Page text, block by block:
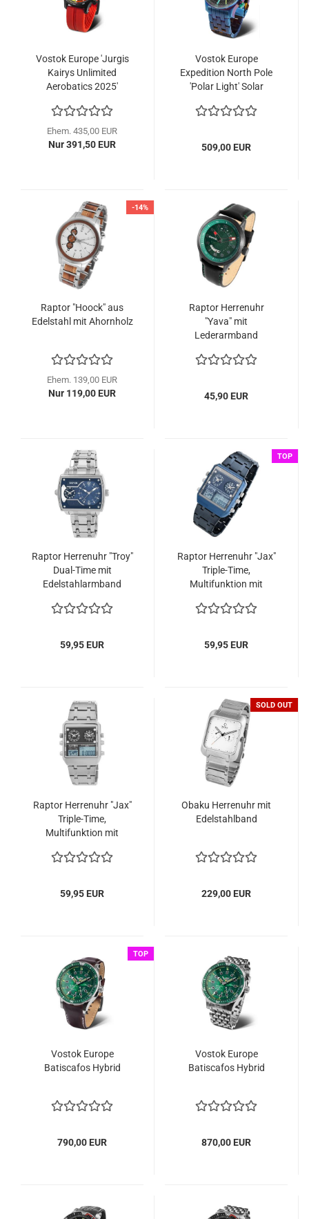
Vostok Europe 'Jurgis
Kairys Unlimited
Aerobatics 2025'
Ehem. 435,00 EUR
Nur 391,50 EUR
Vostok Europe
Expedition North Pole
'Polar Light' Solar
509,00 EUR
-14%
Raptor "Hoock" aus
Edelstahl mit Ahornholz
Ehem. 139,00 EUR
Nur 119,00 EUR
Raptor Herrenuhr
"Yava" mit
Lederarmband
45,90 EUR
Raptor Herrenuhr "Troy"
Dual-Time mit
Edelstahlarmband
59,95 EUR
TOP
Raptor Herrenuhr "Jax"
Triple-Time,
Multifunktion mit
59,95 EUR
Raptor Herrenuhr "Jax"
Triple-Time,
Multifunktion mit
59,95 EUR
SOLD OUT
Obaku Herrenuhr mit
Edelstahlband
229,00 EUR
TOP
Vostok Europe
Batiscafos Hybrid
790,00 EUR
Vostok Europe
Batiscafos Hybrid
870,00 EUR